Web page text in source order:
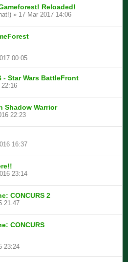
Reloaded!
» 17 Mar 2017 14:06
00:05
- Star Wars BattleFront
Shadow Warrior
22:23
16:37
23:14
CONCURS 2
21:47
CONCURS
23:24